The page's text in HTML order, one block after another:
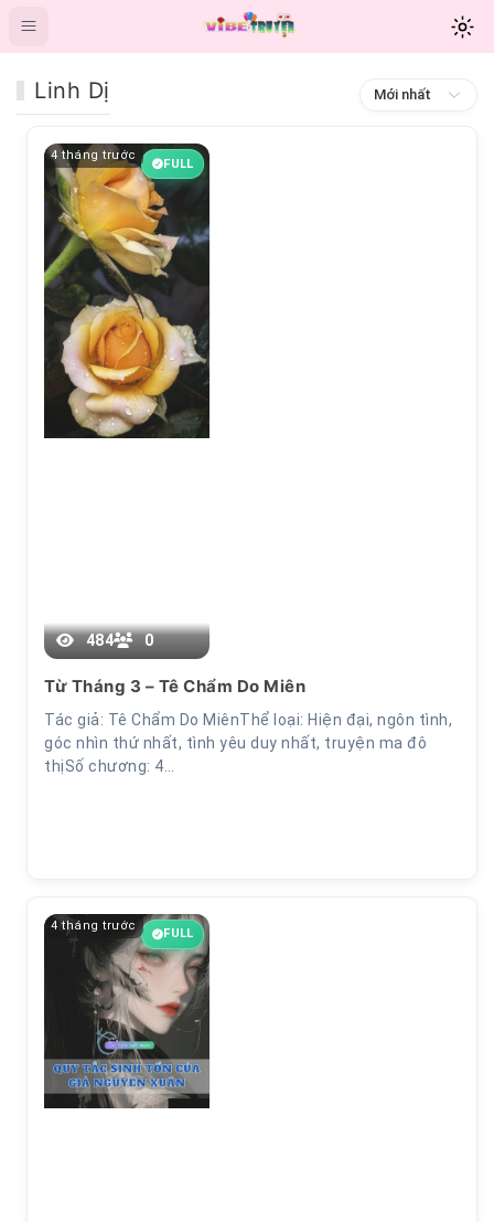
Linh Dị Mới nhất
4 tháng trước
FULL
484 0
Từ Tháng 3 – Tê Chẩm Do Miên
Tác giả: Tê Chẩm Do MiênThể loại: Hiện đại, ngôn tình,
góc nhìn thứ nhất, tình yêu duy nhất, truyện ma đô
thịSố chương: 4…
4 tháng trước
FULL